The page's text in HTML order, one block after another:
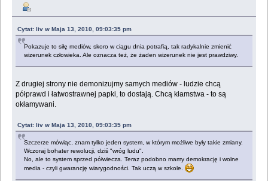
Cytat: liv w Maja 13, 2010, 09:03:35 pm
Pokazuje to siłę mediów, skoro w ciągu dnia potrafią, tak radykalnie zmienić
wizerunek człowieka. Ale oznacza też, że żaden wizerunek nie jest prawdziwy.
Z drugiej strony nie demonizujmy samych mediów - ludzie chcą
półprawd i łatwostrawnej papki, to dostają. Chcą kłamstwa - to są
okłamywani.
Cytat: liv w Maja 13, 2010, 09:03:35 pm
Szczerze mówiąc, znam tylko jeden system, w którym możliwe były takie zmiany.
Wczoraj bohater rewolucji, dziś "wróg ludu".
No, ale to system sprzed półwiecza. Teraz podobno mamy demokrację i wolne
media - czyli gwarancję wiarygodności. Tak uczą w szkole.